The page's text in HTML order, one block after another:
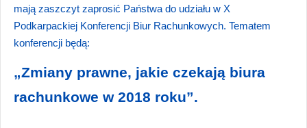
mają zaszczyt zaprosić Państwa do udziału w X
Podkarpackiej Konferencji Biur Rachunkowych. Tematem
konferencji będą:
„Zmiany prawne, jakie czekają biura
rachunkowe w 2018 roku”.